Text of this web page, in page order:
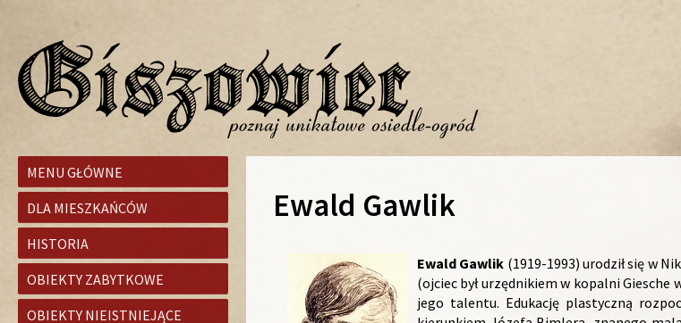
MENU GŁÓWNE
DLA MIESZKAŃCÓW
HISTORIA
OBIEKTY ZABYTKOWE
OBIEKTY NIEISTNIEJĄCE
Ewald Gawlik
Ewald Gawlik (1919-1993) urodził się w
(ojciec był urzędnikiem w kopalni
jego talentu. Edukację plastyczną